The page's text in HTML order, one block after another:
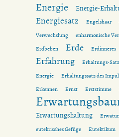
Energie Energie-
Energiesatz Engelshaar
Verwechslung
enharmonische
Erdbeben
Erde Erdinneres
Erfahrung Erhaltungs-Satz
Energie
Erhaltungssatz des
Erkennen
Ernst Erststimme
Erwartungshaltung
eutekrisches Gefüge
Eutektikum